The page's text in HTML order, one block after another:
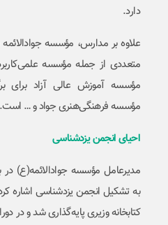
دارد.
علاوه بر مدارس، مؤسسه
مؤسسه آموزش عالی آزاد برای
مؤسسه فرهنگی‌هنری جواد و … است.
احیای انجمن یزدشناسی
مدیرعامل مؤسسه جوادالائمه(ع)
به تشکیل انجمن یزدشناسی اشاره
کتابخانه وزیری پایه‌گذاری شد و در